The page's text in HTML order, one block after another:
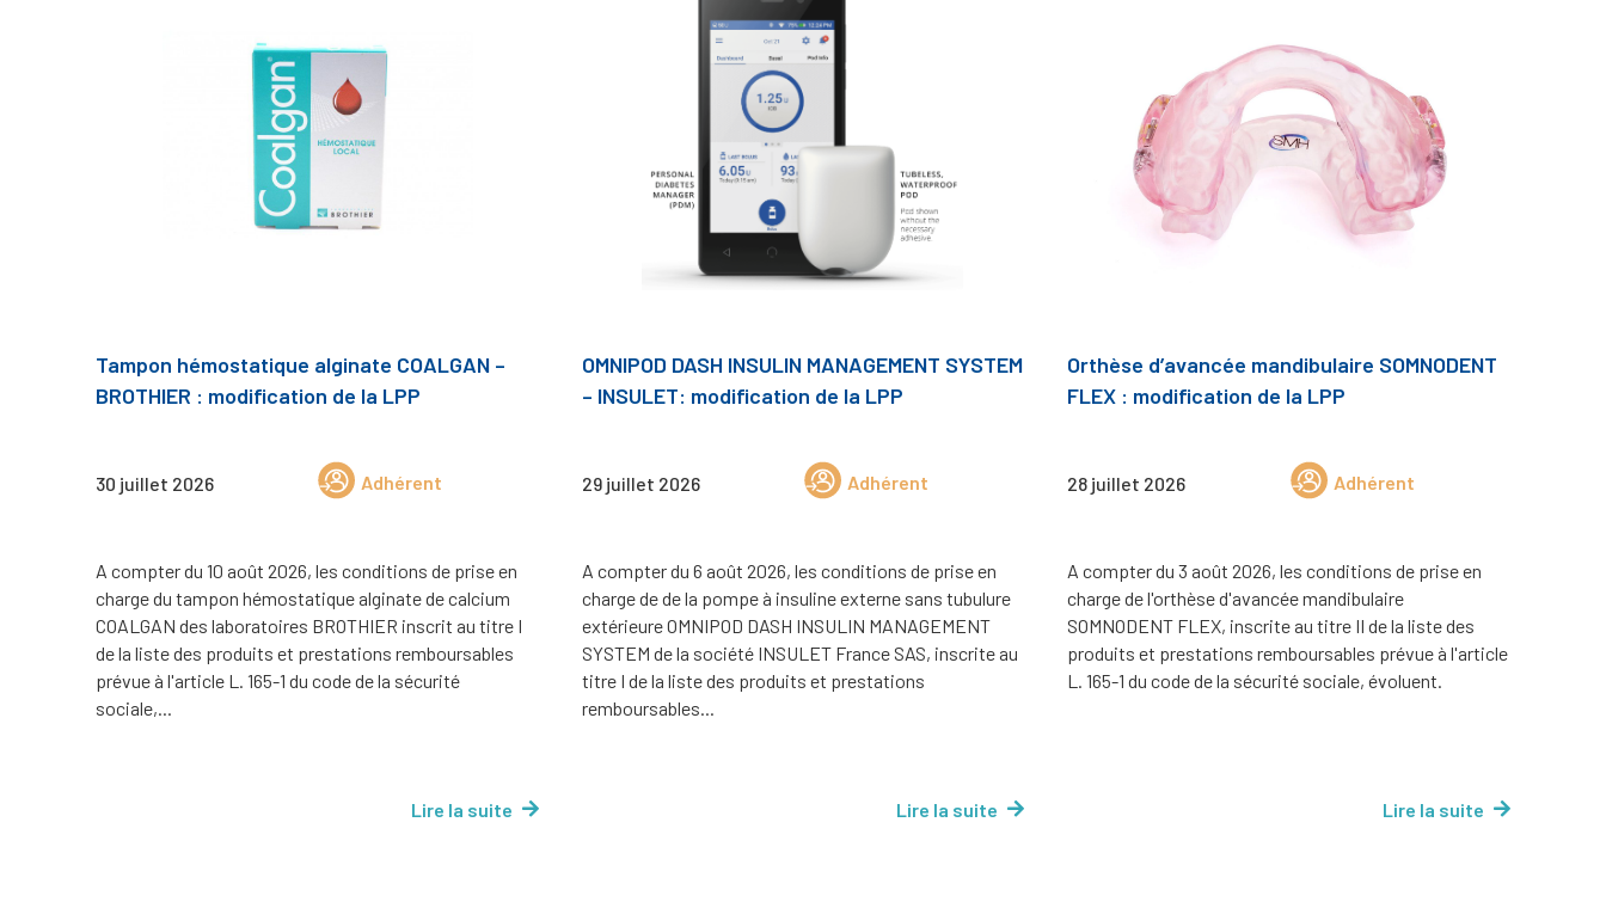
Tampon hémostatique alginate COALGAN –
BROTHIER : modification de la LPP
30 juillet 2026 Adhérent
A compter du 10 août 2026, les conditions de prise en
charge du tampon hémostatique alginate de calcium
COALGAN des laboratoires BROTHIER inscrit au titre I
de la liste des produits et prestations remboursables
prévue à l'article L. 165-1 du code de la sécurité
sociale,...
Lire la suite
OMNIPOD DASH INSULIN MANAGEMENT SYSTEM
– INSULET: modification de la LPP
29 juillet 2026 Adhérent
A compter du 6 août 2026, les conditions de prise en
charge de de la pompe à insuline externe sans tubulure
extérieure OMNIPOD DASH INSULIN MANAGEMENT
SYSTEM de la société INSULET France SAS, inscrite au
titre I de la liste des produits et prestations
remboursables...
Lire la suite
Orthèse d’avancée mandibulaire SOMNODENT
FLEX : modification de la LPP
28 juillet 2026 Adhérent
A compter du 3 août 2026, les conditions de prise en
charge de l'orthèse d'avancée mandibulaire
SOMNODENT FLEX, inscrite au titre II de la liste des
produits et prestations remboursables prévue à l'article
L. 165-1 du code de la sécurité sociale, évoluent.
Lire la suite